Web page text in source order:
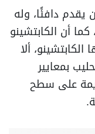
دافئًا، وله
أن الكابتشينو
ألا
بمعايير
على سطح